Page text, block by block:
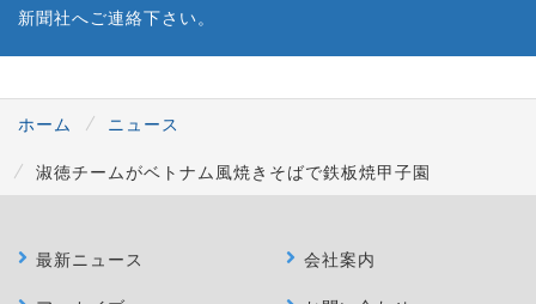
新聞社へご連絡下さい。
ホーム
ニュース
淑徳チームがベトナム風焼きそばで鉄板焼甲子園
最新ニュース
会社案内